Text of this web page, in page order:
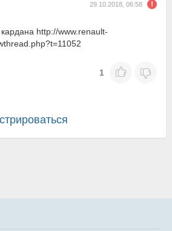
29.10.2018, 06:58
http://www.renault-
1